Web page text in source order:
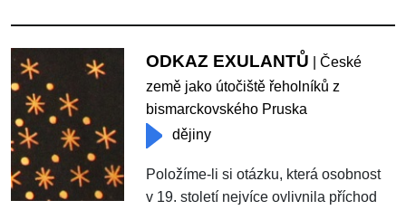
ODKAZ EXULANTŮ | České
země jako útočiště řeholníků z
bismarckovského Pruska
dějiny
Položíme-li si otázku, která osobnost
v 19. století nejvíce ovlivnila příchod